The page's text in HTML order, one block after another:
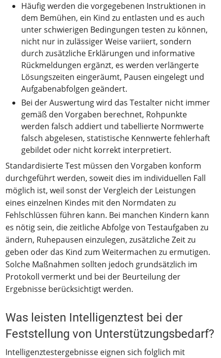
Häufig werden die vorgegebenen Instruktionen in
dem Bemühen, ein Kind zu entlasten und es auch
unter schwierigen Bedingungen testen zu können,
nicht nur in zulässiger Weise variiert, sondern
durch zusätzliche Erklärungen und informative
Rückmeldungen ergänzt, es werden verlängerte
Lösungszeiten eingeräumt, Pausen eingelegt und
Aufgabenabfolgen geändert.
Bei der Auswertung wird das Testalter nicht immer
gemäß den Vorgaben berechnet, Rohpunkte
werden falsch addiert und tabellierte Normwerte
falsch abgelesen, statistische Kennwerte fehlerhaft
gebildet oder nicht korrekt interpretiert.
Standardisierte Test müssen den Vorgaben konform
durchgeführt werden, soweit dies im individuellen Fall
möglich ist, weil sonst der Vergleich der Leistungen
eines einzelnen Kindes mit den Normdaten zu
Fehlschlüssen führen kann. Bei manchen Kindern kann
es nötig sein, die zeitliche Abfolge von Testaufgaben zu
ändern, Ruhepausen einzulegen, zusätzliche Zeit zu
geben oder das Kind zum Weitermachen zu ermutigen.
Solche Maßnahmen sollten jedoch grundsätzlich im
Protokoll vermerkt und bei der Beurteilung der
Ergebnisse berücksichtigt werden.
Was leisten Intelligenztest bei der
Feststellung von Unterstützungsbedarf?
Intelligenztestergebnisse eignen sich folglich mit